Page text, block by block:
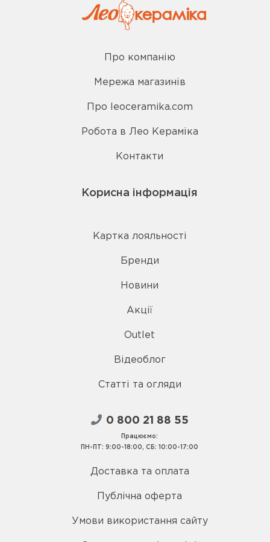
Про компанію
Мережа магазинів
Про leoceramika.com
Робота в Лео Кераміка
Контакти
Корисна інформація
Картка лояльності
Бренди
Новини
Акції
Outlet
Відеоблог
Статті та огляди
0 800 21 88 55
Працюємо:
ПН-ПТ: 9:00-18:00, СБ: 10:00-17:00
Доставка та оплата
Публічна оферта
Умови використання сайту